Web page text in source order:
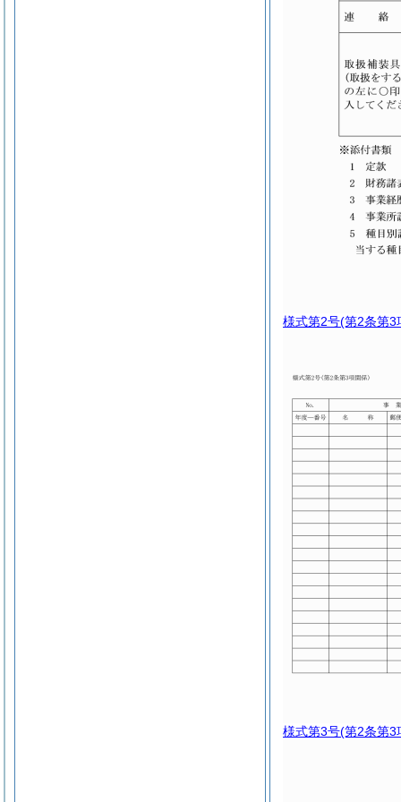
様式第2号(第2条第3
様式第3号(第2条第3